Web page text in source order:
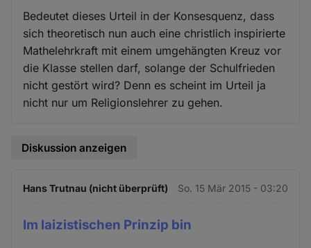
Bedeutet dieses Urteil in der Konsesquenz, dass
sich theoretisch nun auch eine christlich inspirierte
Mathelehrkraft mit einem umgehängten Kreuz vor
die Klasse stellen darf, solange der Schulfrieden
nicht gestört wird? Denn es scheint im Urteil ja
nicht nur um Religionslehrer zu gehen.
Diskussion anzeigen
Hans Trutnau (nicht überprüft) So. 15 Mär 2015 - 03:20
Im laizistischen Prinzip bin